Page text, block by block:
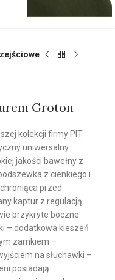
Groton
kolekcji firmy PIT
uniwersalny
jakości bawełny z
z cienkiego i
przed
kaptur z regulacją
przykryte boczne
– dodatkowa kieszeń
zamkiem –
na słuchawki –
posiadają